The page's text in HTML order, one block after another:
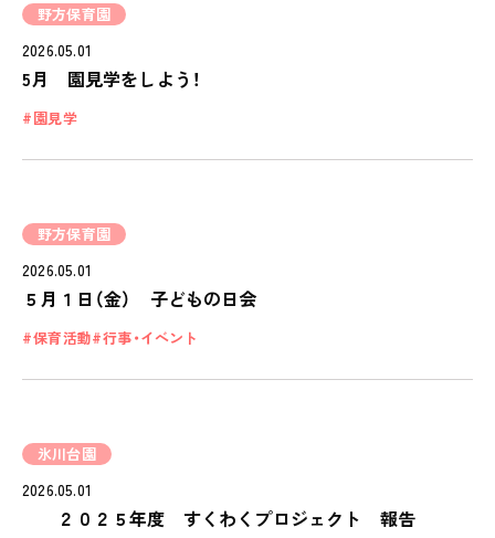
野方保育園
2026.05.01
5月 園見学をしよう！
園見学
野方保育園
2026.05.01
５月１日（金） 子どもの日会
保育活動 行事・イベント
氷川台園
2026.05.01
２０２５年度 すくわくプロジェクト 報告